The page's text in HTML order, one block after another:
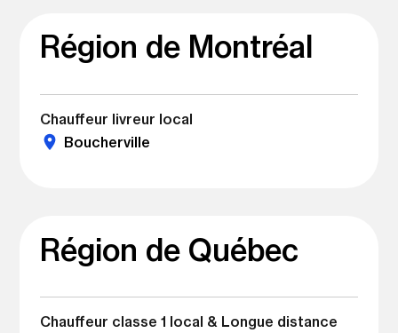
Région de Montréal
Chauffeur livreur local
Boucherville
Région de Québec
Chauffeur classe 1 local & Longue distance